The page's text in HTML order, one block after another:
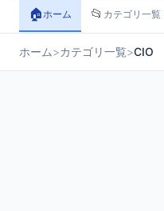
🏠ホーム 📂 カテゴリ一覧
ホーム>カテゴリ一覧>CIO